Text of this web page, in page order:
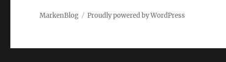
MarkenBlog Proudly powered by WordPress